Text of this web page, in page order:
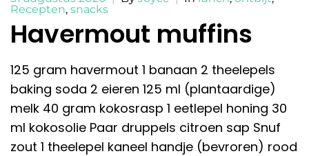
Recepten, snacks
Havermout muffins
125 gram havermout 1 banaan 2 theelepels
baking soda 2 eieren 125 ml (plantaardige)
melk 40 gram kokosrasp 1 eetlepel honing 30
ml kokosolie Paar druppels citroen sap Snuf
zout 1 theelepel kaneel handje (bevroren) rood